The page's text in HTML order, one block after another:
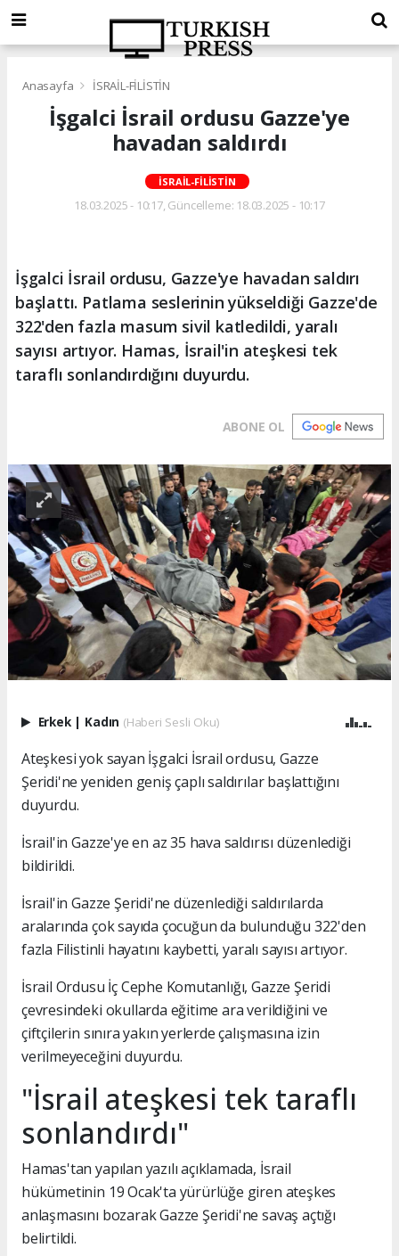
Anasayfa İSRAİL-FİLİSTİN
İşgalci İsrail ordusu Gazze'ye
havadan saldırdı
İSRAİL-FİLİSTİN
18.03.2025 - 10:17, Güncelleme: 18.03.2025 - 10:17
İşgalci İsrail ordusu, Gazze'ye havadan saldırı
başlattı. Patlama seslerinin yükseldiği Gazze'de
322'den fazla masum sivil katledildi, yaralı
sayısı artıyor. Hamas, İsrail'in ateşkesi tek
taraflı sonlandırdığını duyurdu.
ABONE OL
Erkek | Kadın (Haberi Sesli Oku)
Ateşkesi yok sayan İşgalci İsrail ordusu, Gazze
Şeridi'ne yeniden geniş çaplı saldırılar başlattığını
duyurdu.
İsrail'in Gazze'ye en az 35 hava saldırısı düzenlediği
bildirildi.
İsrail'in Gazze Şeridi'ne düzenlediği saldırılarda
aralarında çok sayıda çocuğun da bulunduğu 322'den
fazla Filistinli hayatını kaybetti, yaralı sayısı artıyor.
İsrail Ordusu İç Cephe Komutanlığı, Gazze Şeridi
çevresindeki okullarda eğitime ara verildiğini ve
çiftçilerin sınıra yakın yerlerde çalışmasına izin
verilmeyeceğini duyurdu.
"İsrail ateşkesi tek taraflı
sonlandırdı"
Hamas'tan yapılan yazılı açıklamada, İsrail
hükümetinin 19 Ocak'ta yürürlüğe giren ateşkes
anlaşmasını bozarak Gazze Şeridi'ne savaş açtığı
belirtildi.